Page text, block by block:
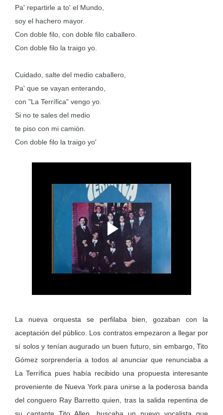
Pa' repartirle a to' el Mundo,
soy el hachero mayor.
Con doble filo, con doble filo caballero.
Con doble filo la traigo yo.
Cuidado, salte del medio caballero,
Pa' que se vayan enterando,
con "La Terrífica" vengo yo.
Si no te sales del medio
te piso con mi camión.
Con doble filo la traigo yo'
La nueva orquesta se perfilaba bien, gozaban con la
aceptación del público. Los contratos empezaron a llegar por
sí solos y tenían augurado un buen futuro, sin embargo, Tito
Gómez sorprendería a todos al anunciar que renunciaba a
La Terrífica pues había recibido una propuesta interesante
proveniente de Nueva York para unirse a la poderosa banda
del conguero Ray Barretto quien, tras la salida repentina de